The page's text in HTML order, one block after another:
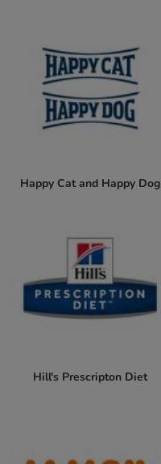
Happy Cat and Happy Dog
Hill's Prescripton Diet